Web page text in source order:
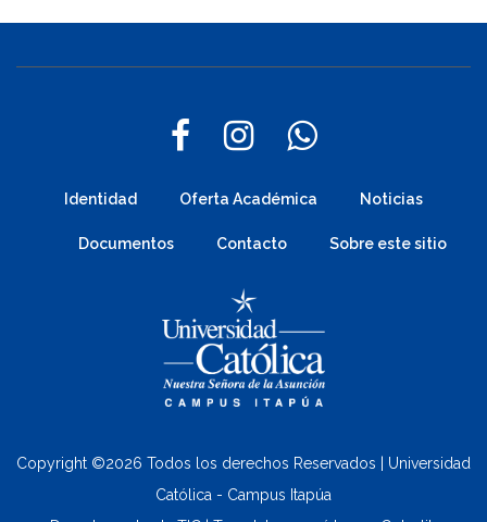
Identidad Oferta Académica Noticias
Documentos Contacto Sobre este sitio
Copyright ©2026 Todos los derechos Reservados | Universidad
Católica - Campus Itapúa